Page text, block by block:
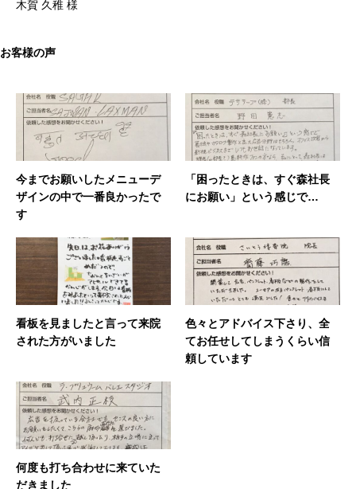
木賀 久稚 様
お客様の声
今までお願いしたメニューデ
ザインの中で一番良かったで
す
「困ったときは、すぐ森社長
にお願い」という感じで…
看板を見ましたと言って来院
された方がいました
色々とアドバイス下さり、全
てお任せしてしまうくらい信
頼しています
何度も打ち合わせに来ていた
だきました